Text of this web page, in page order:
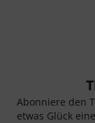
Abonniere den
etwas Glück